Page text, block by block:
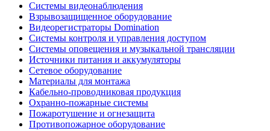
Системы видеонаблюдения
Взрывозащищенное оборудование
Видеорегистраторы Domination
Системы контроля и управления доступом
Системы оповещения и музыкальной трансляции
Источники питания и аккумуляторы
Сетевое оборудование
Материалы для монтажа
Кабельно-проводниковая продукция
Охранно-пожарные системы
Пожаротушение и огнезащита
Противопожарное оборудование